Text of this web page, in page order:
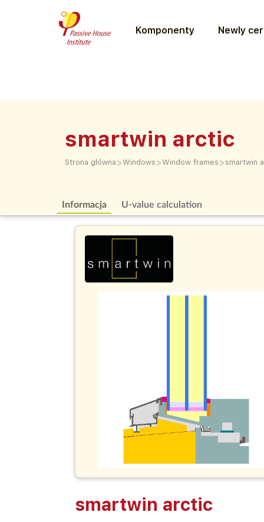
Komponenty Newly
smartwin arctic
Strona główna >Windows >Window frames > smartwin
Informacja U-value calculation
smartwin arctic